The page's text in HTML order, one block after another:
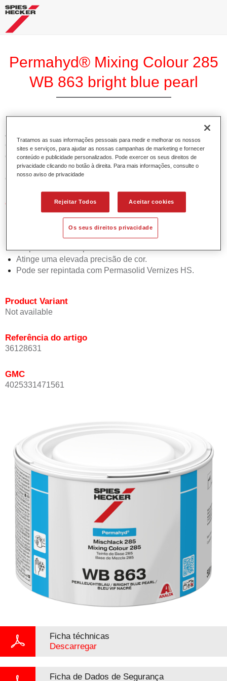
Permahyd® Mixing Colour 285
WB 863 bright blue pearl
A Base Permahyd 285 Perlado é adequada para utilização
com Permahyd Base Bicamada Nacarada 285, um sistema
de base bicamada aquosa de alta qualidade. Está baseada
numa tecnologia especial de dispersão de poliuretano para
cores sólidas e de efeitos.
Características do produto
Permite uma aplicação simples e rápida numa operação
de 1.5 demãos.
Oferece boa estabilidade vertical.
Proporciona boa opacidade.
Atinge uma elevada precisão de cor.
Pode ser repintada com Permasolid Vernizes HS.
Product Variant
Not available
Referência do artigo
36128631
GMC
4025331471561
Ficha téchnicas
Descarregar
Ficha de Dados de Segurança
Tratamos as suas informações pessoais para medir e melhorar os nossos
sites e serviços, para ajudar as nossas campanhas de marketing e fornecer
conteúdo e publicidade personalizados. Pode exercer os seus direitos de
privacidade clicando no botão à direita. Para mais informações, consulte o
nosso aviso de privacidade
Rejeitar Todos Aceitar cookies
Os seus direitos privacidade